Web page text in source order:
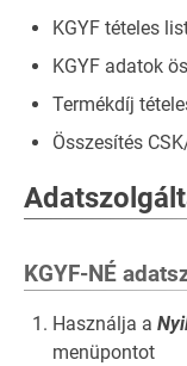
KGYF tételes
KGYF adatok
Termékdíj
Összesítés
KGYF-NÉ
Használja a
menüpontot